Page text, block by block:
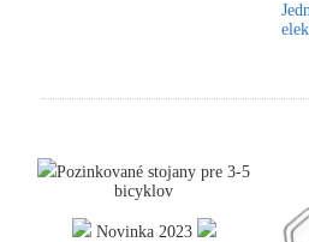
Pozinkované stojany pre 3-5
bicyklov
Novinka 2023